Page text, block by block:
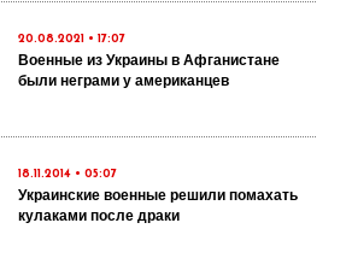
20.08.2021 • 17:07
Военные из Украины в Афганистане
были неграми у американцев
18.11.2014 • 05:07
Украинские военные решили помахать
кулаками после драки